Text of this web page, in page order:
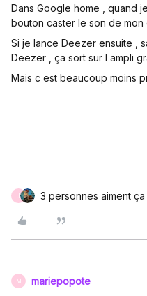
Dans Google home , quand
bouton caster le son de mon
Si je lance Deezer ensuite ,
Deezer , ça sort sur l ampli
Mais c est beaucoup moins
J 3 personnes aiment ça
M mariepopote